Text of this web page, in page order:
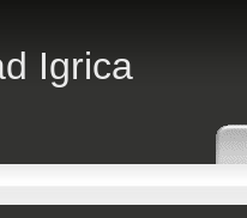
Igrica